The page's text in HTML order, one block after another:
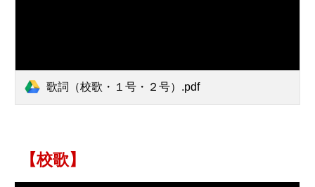
歌詞（校歌・１号・２号）.pdf
【校歌】